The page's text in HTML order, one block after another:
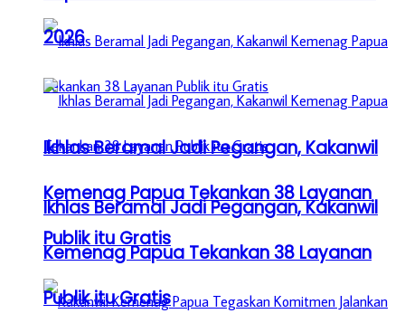
Ikhlas Beramal Jadi Pegangan, Kakanwil
Kemenag Papua Tekankan 38 Layanan
Publik itu Gratis
2026
Ikhlas Beramal Jadi Pegangan, Kakanwil
Kemenag Papua Tekankan 38 Layanan
Publik itu Gratis